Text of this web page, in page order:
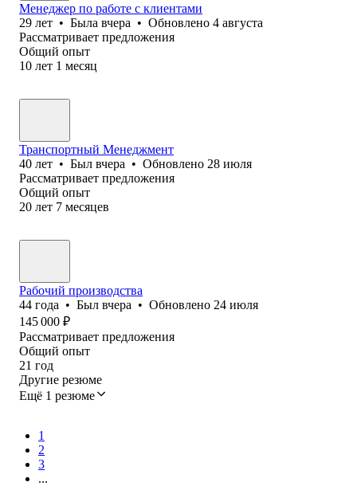
Менеджер по работе с клиентами
29 лет • Была вчера • Обновлено 4 августа
Рассматривает предложения
Общий опыт
10 лет 1 месяц
Транспортный Менеджмент
40 лет • Был вчера • Обновлено 28 июля
Рассматривает предложения
Общий опыт
20 лет 7 месяцев
Рабочий производства
44 года • Был вчера • Обновлено 24 июля
145 000 ₽
Рассматривает предложения
Общий опыт
21 год
Другие резюме
Ещё 1 резюме
1
2
3
...